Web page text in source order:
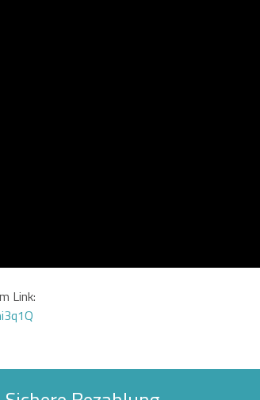
Link: